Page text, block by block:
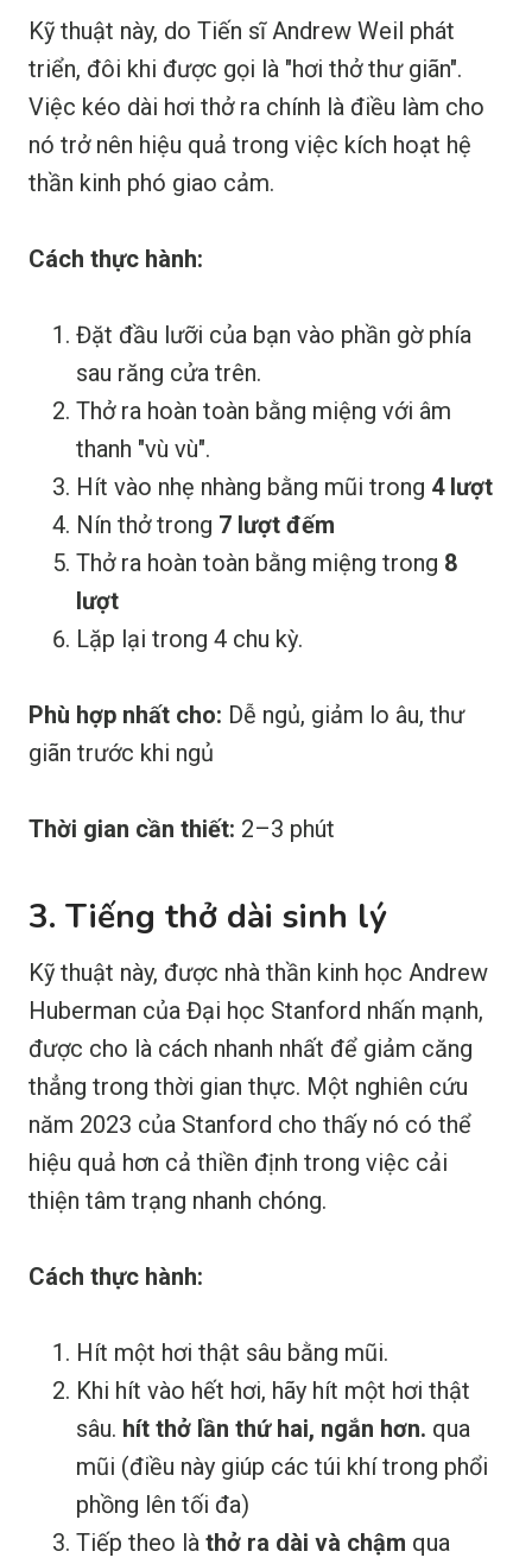
Kỹ thuật này, do Tiến sĩ Andrew Weil phát
triển, đôi khi được gọi là "hơi thở thư giãn".
Việc kéo dài hơi thở ra chính là điều làm cho
nó trở nên hiệu quả trong việc kích hoạt hệ
thần kinh phó giao cảm.
Cách thực hành:
Đặt đầu lưỡi của bạn vào phần gờ phía
sau răng cửa trên.
Thở ra hoàn toàn bằng miệng với âm
thanh "vù vù".
Hít vào nhẹ nhàng bằng mũi trong 4 lượt
Nín thở trong 7 lượt đếm
Thở ra hoàn toàn bằng miệng trong 8
lượt
Lặp lại trong 4 chu kỳ.
Phù hợp nhất cho: Dễ ngủ, giảm lo âu, thư
giãn trước khi ngủ
Thời gian cần thiết: 2–3 phút
3. Tiếng thở dài sinh lý
Kỹ thuật này, được nhà thần kinh học Andrew
Huberman của Đại học Stanford nhấn mạnh,
được cho là cách nhanh nhất để giảm căng
thẳng trong thời gian thực. Một nghiên cứu
năm 2023 của Stanford cho thấy nó có thể
hiệu quả hơn cả thiền định trong việc cải
thiện tâm trạng nhanh chóng.
Cách thực hành:
Hít một hơi thật sâu bằng mũi.
Khi hít vào hết hơi, hãy hít một hơi thật
sâu. hít thở lần thứ hai, ngắn hơn. qua
mũi (điều này giúp các túi khí trong phổi
phồng lên tối đa)
Tiếp theo là thở ra dài và chậm qua